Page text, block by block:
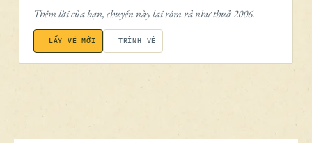
Thêm lời của bạn, chuyến này lại rôm rả như thuở 2006.
LẤY VÉ MỚI TRÌNH VÉ